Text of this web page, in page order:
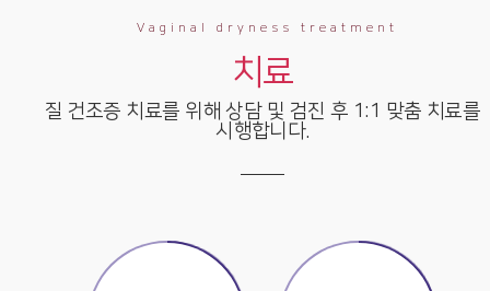
Vaginal dryness treatment
치료
질 건조증 치료를 위해 상담 및 검진 후 1:1 맞춤 치료를
시행합니다.